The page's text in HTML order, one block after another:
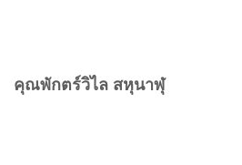
คุณพักตร์วิไล สหุนาฬุ